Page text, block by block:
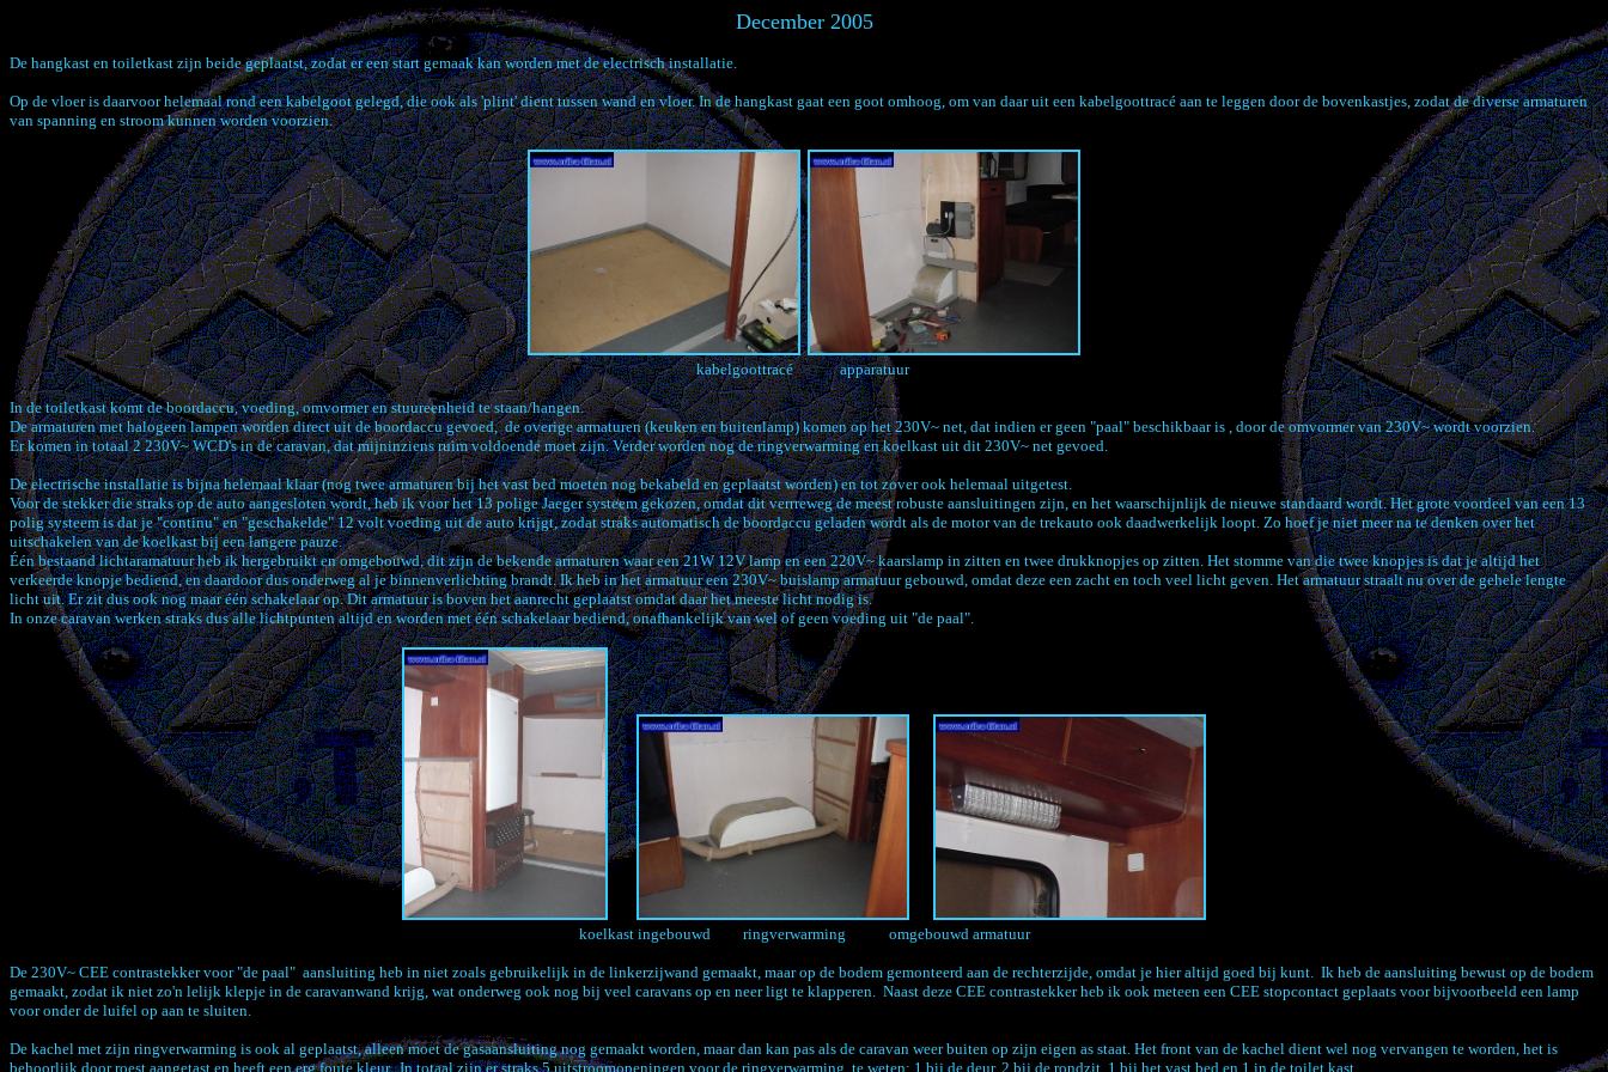
December 2005
De hangkast en toiletkast zijn beide geplaatst, zodat er een start gemaak kan worden met de electrisch installatie.
Op de vloer is daarvoor helemaal rond een kabelgoot gelegd, die ook als 'plint' dient tussen wand en vloer. In de hangkast gaat een goot omhoog, om van daar uit een kabelgoottracé aan te leggen door de bovenkastjes, zodat de diverse armaturen
van spanning en stroom kunnen worden voorzien.
kabelgoottracé apparatuur
In de toiletkast komt de boordaccu, voeding, omvormer en stuureenheid te staan/hangen.
De armaturen met halogeen lampen worden direct uit de boordaccu gevoed, de overige armaturen (keuken en buitenlamp) komen op het 230V~ net, dat indien er geen "paal" beschikbaar is , door de omvormer van 230V~ wordt voorzien.
Er komen in totaal 2 230V~ WCD's in de caravan, dat mijninziens ruim voldoende moet zijn. Verder worden nog de ringverwarming en koelkast uit dit 230V~ net gevoed.
De electrische installatie is bijna helemaal klaar (nog twee armaturen bij het vast bed moeten nog bekabeld en geplaatst worden) en tot zover ook helemaal uitgetest.
Voor de stekker die straks op de auto aangesloten wordt, heb ik voor het 13 polige Jaeger systeem gekozen, omdat dit verrreweg de meest robuste aansluitingen zijn, en het waarschijnlijk de nieuwe standaard wordt. Het grote voordeel van een 13
polig systeem is dat je "continu" en "geschakelde" 12 volt voeding uit de auto krijgt, zodat straks automatisch de boordaccu geladen wordt als de motor van de trekauto ook daadwerkelijk loopt. Zo hoef je niet meer na te denken over het
uitschakelen van de koelkast bij een langere pauze.
Één bestaand lichtaramatuur heb ik hergebruikt en omgebouwd, dit zijn de bekende armaturen waar een 21W 12V lamp en een 220V~ kaarslamp in zitten en twee drukknopjes op zitten. Het stomme van die twee knopjes is dat je altijd het
verkeerde knopje bediend, en daardoor dus onderweg al je binnenverlichting brandt. Ik heb in het armatuur een 230V~ buislamp armatuur gebouwd, omdat deze een zacht en toch veel licht geven. Het armatuur straalt nu over de gehele lengte
licht uit. Er zit dus ook nog maar één schakelaar op. Dit armatuur is boven het aanrecht geplaatst omdat daar het meeste licht nodig is.
In onze caravan werken straks dus alle lichtpunten altijd en worden met één schakelaar bediend, onafhankelijk van wel of geen voeding uit "de paal".
koelkast ingebouwd ringverwarming omgebouwd armatuur
De 230V~ CEE contrastekker voor "de paal" aansluiting heb in niet zoals gebruikelijk in de linkerzijwand gemaakt, maar op de bodem gemonteerd aan de rechterzijde, omdat je hier altijd goed bij kunt. Ik heb de aansluiting bewust op de bodem
gemaakt, zodat ik niet zo'n lelijk klepje in de caravanwand krijg, wat onderweg ook nog bij veel caravans op en neer ligt te klapperen. Naast deze CEE contrastekker heb ik ook meteen een CEE stopcontact geplaats voor bijvoorbeeld een lamp
voor onder de luifel op aan te sluiten.
De kachel met zijn ringverwarming is ook al geplaatst, alleen moet de gasaansluiting nog gemaakt worden, maar dan kan pas als de caravan weer buiten op zijn eigen as staat. Het front van de kachel dient wel nog vervangen te worden, het is
behoorlijk door roest aangetast en heeft een erg foute kleur. In totaal zijn er straks 5 uitstroomopeningen voor de ringverwarming, te weten: 1 bij de deur, 2 bij de rondzit, 1 bij het vast bed en 1 in de toilet kast.